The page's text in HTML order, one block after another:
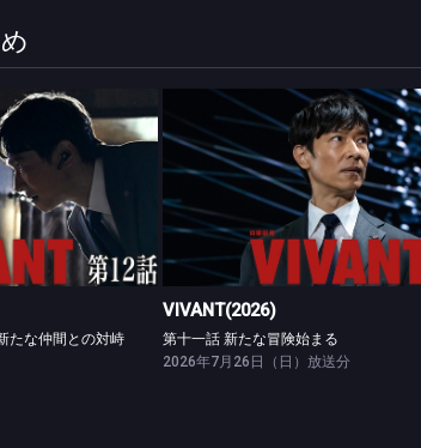
新たな仲間との対峙
たな仲間との対峙
VIVANT(2026)
第十一話 新たな冒険始まる
VIVANT(2026)
第十一話 新たな冒険始まる
2026年7月26日（日）放送分